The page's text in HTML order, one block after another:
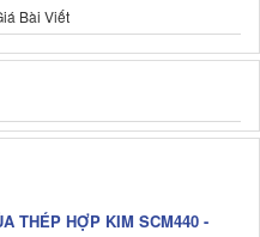
Bài Viết
THÉP HỢP KIM SCM440 -